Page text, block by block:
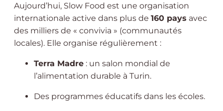
Aujourd’hui, Slow Food est une organisation
internationale active dans plus de 160 pays avec
des milliers de « convivia » (communautés
locales). Elle organise régulièrement :
Terra Madre : un salon mondial de
l’alimentation durable à Turin.
Des programmes éducatifs dans les écoles.